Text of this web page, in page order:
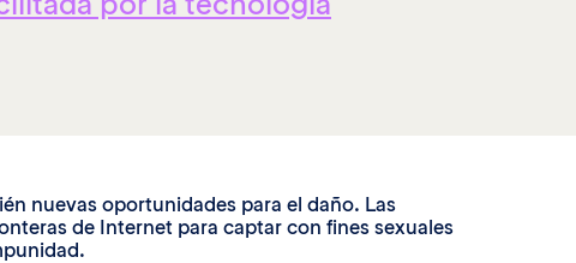
nuevas oportunidades para el daño. Las
de Internet para captar con fines sexuales